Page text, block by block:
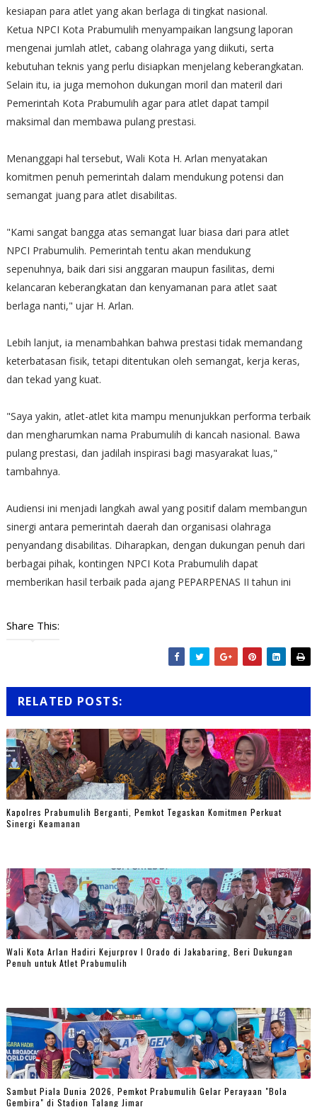
kesiapan para atlet yang akan berlaga di tingkat nasional.
Ketua NPCI Kota Prabumulih menyampaikan langsung laporan
mengenai jumlah atlet, cabang olahraga yang diikuti, serta
kebutuhan teknis yang perlu disiapkan menjelang keberangkatan.
Selain itu, ia juga memohon dukungan moril dan materil dari
Pemerintah Kota Prabumulih agar para atlet dapat tampil
maksimal dan membawa pulang prestasi.
Menanggapi hal tersebut, Wali Kota H. Arlan menyatakan
komitmen penuh pemerintah dalam mendukung potensi dan
semangat juang para atlet disabilitas.
"Kami sangat bangga atas semangat luar biasa dari para atlet
NPCI Prabumulih. Pemerintah tentu akan mendukung
sepenuhnya, baik dari sisi anggaran maupun fasilitas, demi
kelancaran keberangkatan dan kenyamanan para atlet saat
berlaga nanti," ujar H. Arlan.
Lebih lanjut, ia menambahkan bahwa prestasi tidak memandang
keterbatasan fisik, tetapi ditentukan oleh semangat, kerja keras,
dan tekad yang kuat.
"Saya yakin, atlet-atlet kita mampu menunjukkan performa terbaik
dan mengharumkan nama Prabumulih di kancah nasional. Bawa
pulang prestasi, dan jadilah inspirasi bagi masyarakat luas,"
tambahnya.
Audiensi ini menjadi langkah awal yang positif dalam membangun
sinergi antara pemerintah daerah dan organisasi olahraga
penyandang disabilitas. Diharapkan, dengan dukungan penuh dari
berbagai pihak, kontingen NPCI Kota Prabumulih dapat
memberikan hasil terbaik pada ajang PEPARPENAS II tahun ini
Share This:
RELATED POSTS:
Kapolres Prabumulih Berganti, Pemkot Tegaskan Komitmen Perkuat
Sinergi Keamanan
Wali Kota Arlan Hadiri Kejurprov I Orado di Jakabaring, Beri Dukungan
Penuh untuk Atlet Prabumulih
Sambut Piala Dunia 2026, Pemkot Prabumulih Gelar Perayaan "Bola
Gembira" di Stadion Talang Jimar